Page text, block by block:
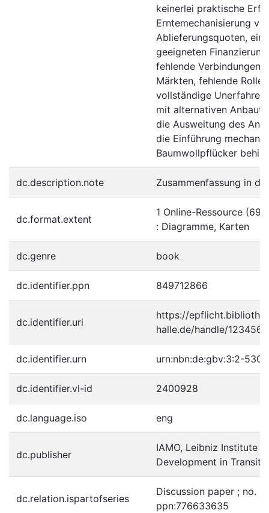
keinerlei praktische
Erntemechanisierung
Ablieferungsquoten, ein
geeigneten
fehlende Verbindungen
Märkten, fehlende
vollständige
mit alternativen
die Ausweitung des
die Einführung
Baumwollpflücker
dc.description.note Zusammenfassung in
dc.format.extent
1 Online-Ressource (69
: Diagramme, Karten
dc.genre book
dc.identifier.ppn 849712866
dc.identifier.uri
https://
halle.de/handle/
dc.identifier.urn urn:nbn:de:gbv:3:2-
dc.identifier.vl-id 2400928
dc.language.iso eng
dc.publisher
IAMO, Leibniz Institute
Development in
dc.relation.ispartofseries
Discussion paper ; no.
ppn:776633635